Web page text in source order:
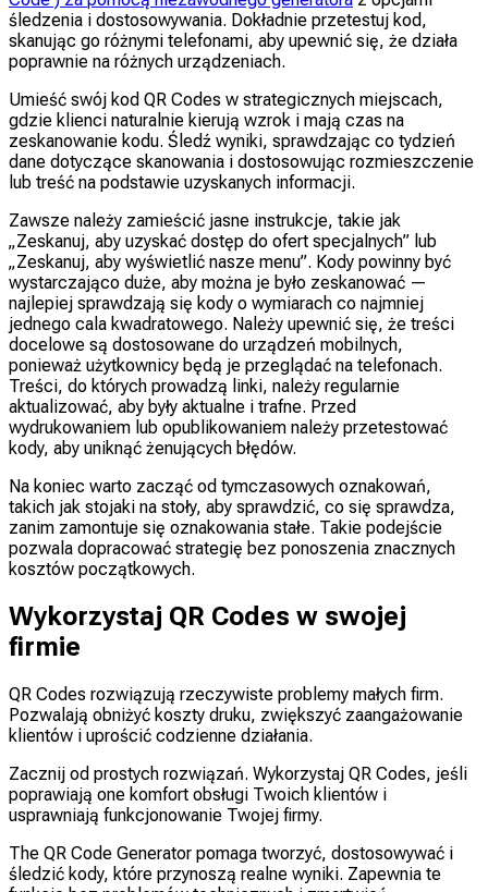
śledzenia i dostosowywania. Dokładnie przetestuj kod,
skanując go różnymi telefonami, aby upewnić się, że działa
poprawnie na różnych urządzeniach.
Umieść swój kod QR Codes w strategicznych miejscach,
gdzie klienci naturalnie kierują wzrok i mają czas na
zeskanowanie kodu. Śledź wyniki, sprawdzając co tydzień
dane dotyczące skanowania i dostosowując rozmieszczenie
lub treść na podstawie uzyskanych informacji.
Zawsze należy zamieścić jasne instrukcje, takie jak
„Zeskanuj, aby uzyskać dostęp do ofert specjalnych” lub
„Zeskanuj, aby wyświetlić nasze menu”. Kody powinny być
wystarczająco duże, aby można je było zeskanować —
najlepiej sprawdzają się kody o wymiarach co najmniej
jednego cala kwadratowego. Należy upewnić się, że treści
docelowe są dostosowane do urządzeń mobilnych,
ponieważ użytkownicy będą je przeglądać na telefonach.
Treści, do których prowadzą linki, należy regularnie
aktualizować, aby były aktualne i trafne. Przed
wydrukowaniem lub opublikowaniem należy przetestować
kody, aby uniknąć żenujących błędów.
Na koniec warto zacząć od tymczasowych oznakowań,
takich jak stojaki na stoły, aby sprawdzić, co się sprawdza,
zanim zamontuje się oznakowania stałe. Takie podejście
pozwala dopracować strategię bez ponoszenia znacznych
kosztów początkowych.
Wykorzystaj QR Codes w swojej
firmie
QR Codes rozwiązują rzeczywiste problemy małych firm.
Pozwalają obniżyć koszty druku, zwiększyć zaangażowanie
klientów i uprościć codzienne działania.
Zacznij od prostych rozwiązań. Wykorzystaj QR Codes, jeśli
poprawiają one komfort obsługi Twoich klientów i
usprawniają funkcjonowanie Twojej firmy.
The QR Code Generator pomaga tworzyć, dostosowywać i
śledzić kody, które przynoszą realne wyniki. Zapewnia te